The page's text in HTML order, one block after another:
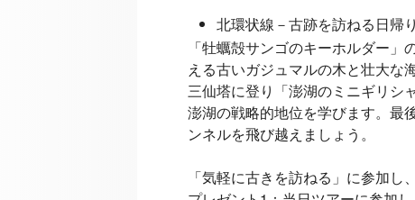
北環状線－古跡を訪ねる日帰
「牡蠣殻サンゴのキーホルダー
える古いガジュマルの木と壮大な
三仙塔に登り「澎湖のミニギリシ
澎湖の戦略的地位を学びます。最
ンネルを飛び越えましょう。
「気軽に古きを訪ねる」に参加し